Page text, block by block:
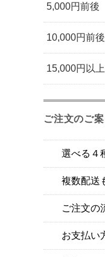
5,000円前後
10,000円前後
15,000円以上
ご注文のご
選べる４
複数配送
ご注文の
お支払い